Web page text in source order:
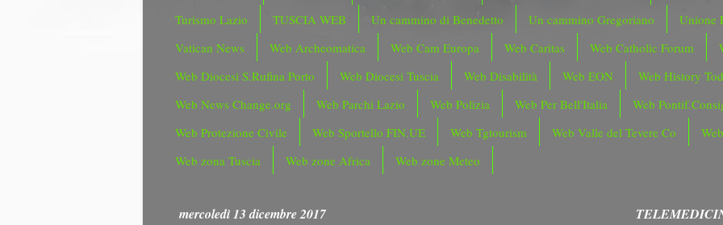
Turismo Lazio
TUSCIA WEB Un cammino di Benedetto Un cammino Gregoriano
Unione
Vatican News
Web Archeomatica Web Cam Europa Web Caritas Web Catholic Forum
Web Diocesi S.Rufina Porto
Web Diocesi Tuscia Web Disabilità Web EON
Web History
Web News Change.org
Web Parchi Lazio Web Polizia Web Per Bell'Italia
Web
Web Protezione Civile
Web Sportello FIN.UE Web Tgtourism Web Valle del Tevere Co
Web zona Tuscia
Web zone Africa Web zone Meteo
mercoledì 13 dicembre 2017